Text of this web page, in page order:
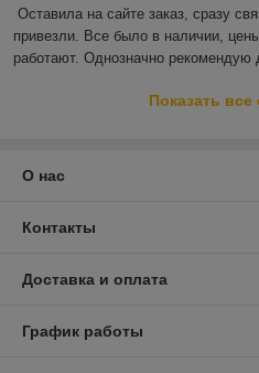
Оставила на сайте заказ, сразу
привезли. Все было в наличии,
работают. Однозначно рекомендую
Показать
О нас
Контакты
Доставка и оплата
График работы